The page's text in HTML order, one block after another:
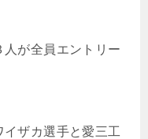
が全員エントリー
ザカ選手と愛三工